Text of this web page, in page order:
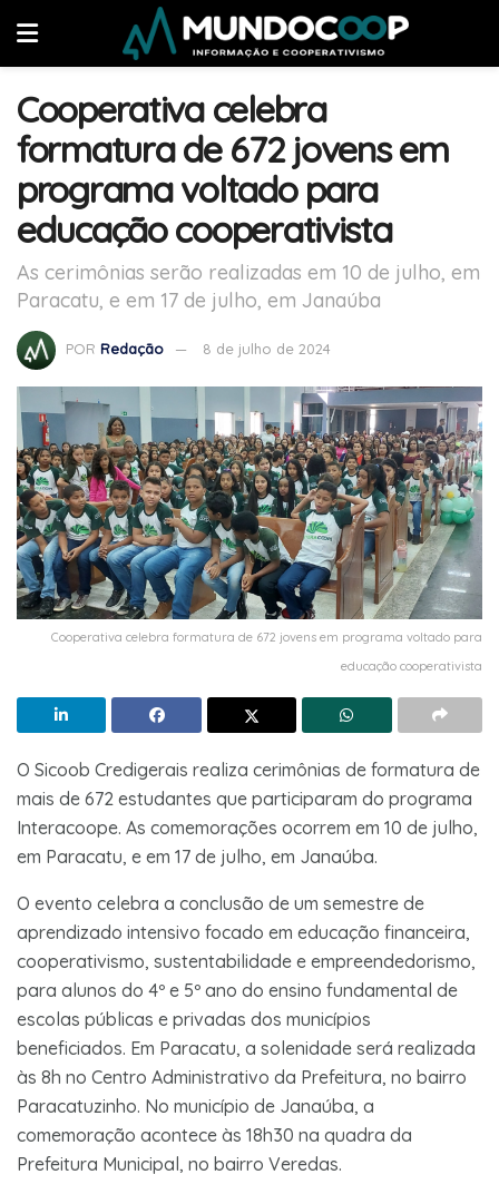
Cooperativa celebra
formatura de 672 jovens em
programa voltado para
educação cooperativista
As cerimônias serão realizadas em 10 de julho, em
Paracatu, e em 17 de julho, em Janaúba
POR Redação 8 de julho de 2024
Cooperativa celebra formatura de 672 jovens em programa voltado para
educação cooperativista
O Sicoob Credigerais realiza cerimônias de formatura de
mais de 672 estudantes que participaram do programa
Interacoope. As comemorações ocorrem em 10 de julho,
em Paracatu, e em 17 de julho, em Janaúba.
O evento celebra a conclusão de um semestre de
aprendizado intensivo focado em educação financeira,
cooperativismo, sustentabilidade e empreendedorismo,
para alunos do 4º e 5º ano do ensino fundamental de
escolas públicas e privadas dos municípios
beneficiados. Em Paracatu, a solenidade será realizada
às 8h no Centro Administrativo da Prefeitura, no bairro
Paracatuzinho. No município de Janaúba, a
comemoração acontece às 18h30 na quadra da
Prefeitura Municipal, no bairro Veredas.